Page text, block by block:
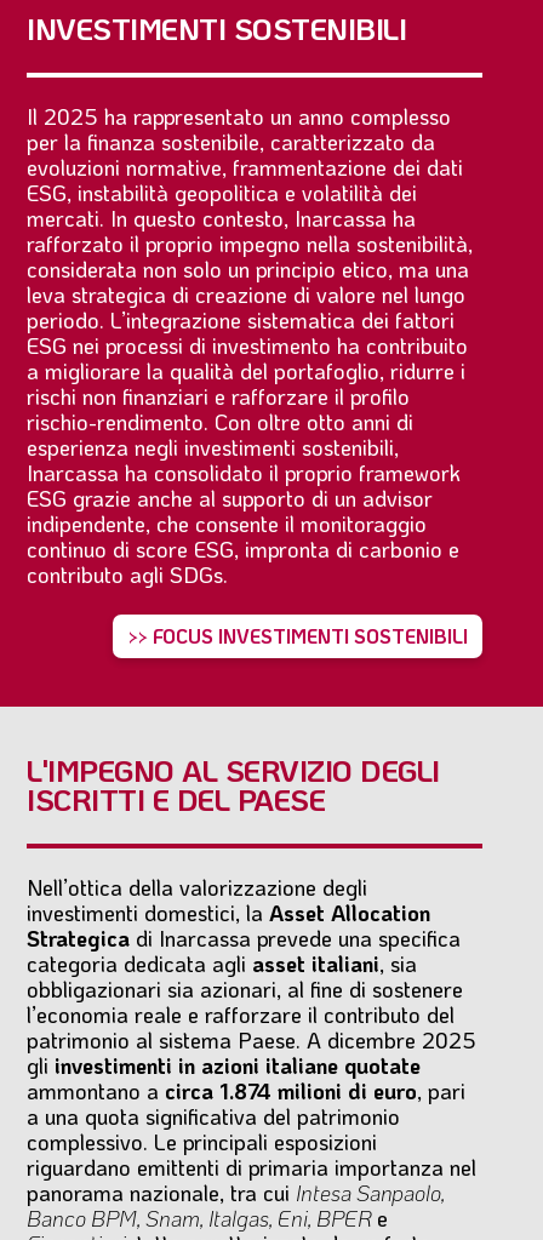
INVESTIMENTI SOSTENIBILI
Il 2025 ha rappresentato un anno complesso
per la finanza sostenibile, caratterizzato da
evoluzioni normative, frammentazione dei dati
ESG, instabilità geopolitica e volatilità dei
mercati. In questo contesto, Inarcassa ha
rafforzato il proprio impegno nella sostenibilità,
considerata non solo un principio etico, ma una
leva strategica di creazione di valore nel lungo
periodo. L’integrazione sistematica dei fattori
ESG nei processi di investimento ha contribuito
a migliorare la qualità del portafoglio, ridurre i
rischi non finanziari e rafforzare il profilo
rischio-rendimento. Con oltre otto anni di
esperienza negli investimenti sostenibili,
Inarcassa ha consolidato il proprio framework
ESG grazie anche al supporto di un advisor
indipendente, che consente il monitoraggio
continuo di score ESG, impronta di carbonio e
contributo agli SDGs.
>> FOCUS INVESTIMENTI SOSTENIBILI
L'IMPEGNO AL SERVIZIO DEGLI
ISCRITTI E DEL PAESE
Nell’ottica della valorizzazione degli
investimenti domestici, la Asset Allocation
Strategica di Inarcassa prevede una specifica
categoria dedicata agli asset italiani, sia
obbligazionari sia azionari, al fine di sostenere
l’economia reale e rafforzare il contributo del
patrimonio al sistema Paese. A dicembre 2025
gli investimenti in azioni italiane quotate
ammontano a circa 1.874 milioni di euro, pari
a una quota significativa del patrimonio
complessivo. Le principali esposizioni
riguardano emittenti di primaria importanza nel
panorama nazionale, tra cui Intesa Sanpaolo,
Banco BPM, Snam, Italgas, Eni, BPER e